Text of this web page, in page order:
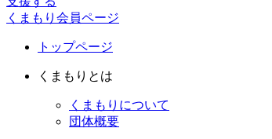
くまもり会員ページ
トップページ
くまもりとは
くまもりについて
団体概要